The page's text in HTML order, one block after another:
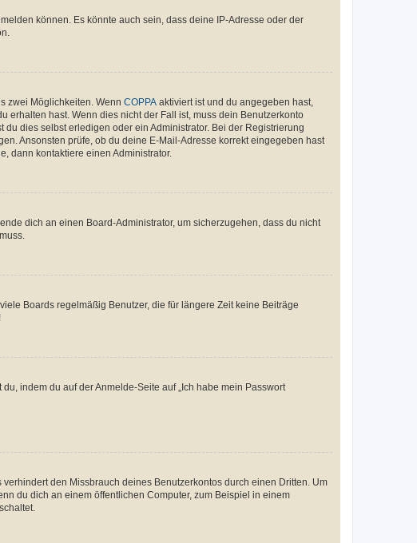
können. Es könnte auch sein, dass deine IP-Adresse oder der
zwei Möglichkeiten. Wenn COPPA aktiviert ist und du angegeben hast,
erhalten hast. Wenn dies nicht der Fall ist, muss dein Benutzerkonto
dies selbst erledigen oder ein Administrator. Bei der Registrierung
Ansonsten prüfe, ob du deine E-Mail-Adresse korrekt eingegeben hast
dann kontaktiere einen Administrator.
dich an einen Board-Administrator, um sicherzugehen, dass du nicht
Boards regelmäßig Benutzer, die für längere Zeit keine Beiträge
indem du auf der Anmelde-Seite auf „Ich habe mein Passwort
den Missbrauch deines Benutzerkontos durch einen Dritten. Um
du dich an einem öffentlichen Computer, zum Beispiel in einem